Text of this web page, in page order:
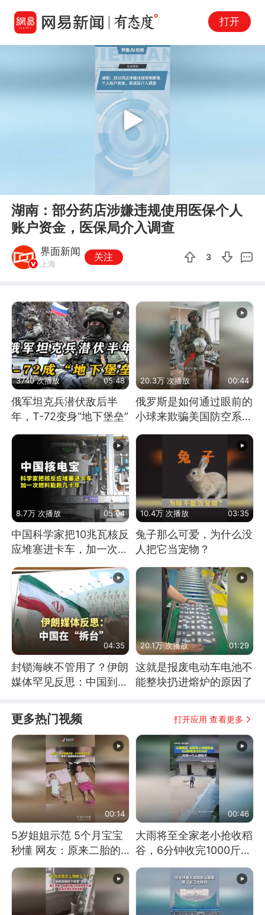
打开
Play
湖南：部分药店涉嫌违规使用医保个人
账户资金，医保局介入调查
界面新闻
上海
关注 3
3740 次播放 05:48
俄军坦克兵潜伏敌后半
年，T-72变身“地下堡垒”
20.3万 次播放 00:44
俄罗斯是如何通过眼前的
小球来欺骗美国防空系统
的
8.7万 次播放 05:04
中国科学家把10兆瓦核反
应堆塞进卡车，加一次燃
10.4万 次播放 03:35
兔子那么可爱，为什么没
人把它当宠物？
04:35
封锁海峡不管用了？伊朗
媒体罕见反思：中国到底
20.1万 次播放 01:29
这就是报废电动车电池不
能整块扔进熔炉的原因了
更多热门视频 打开应用 查看更多
00:14
5岁姐姐示范 5个月宝宝
秒懂 网友：原来二胎的
快乐长这样
00:46
大雨将至全家老小抢收稻
谷，6分钟收完1000斤，
没有一个人掉链子